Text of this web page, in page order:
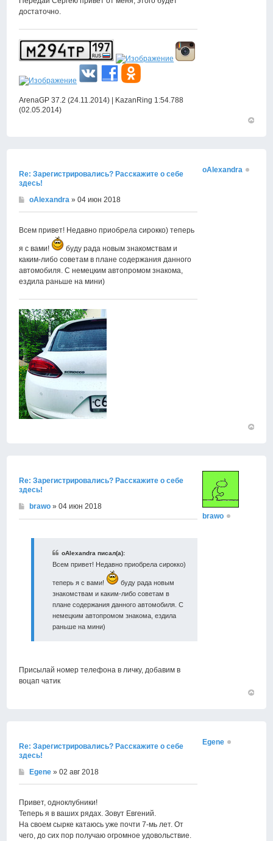
достаточно.
ArenaGP 37.2 (24.11.2014) | KazanRing 1:54.788
(02.05.2014)
Re: Зарегистрировались? Расскажите о себе
здесь!
oAlexandra » 04 июн 2018
Всем привет! Недавно приобрела сирокко) теперь
я с вами!
буду рада новым знакомствам и
каким-либо советам в плане содержания данного
автомобиля. С немецким автопромом знакома,
ездила раньше на мини)
oAlexandra
Re: Зарегистрировались? Расскажите о себе
здесь!
brawo » 04 июн 2018
oAlexandra писал(а):
Всем привет! Недавно приобрела сирокко)
теперь я с вами!
буду рада новым
знакомствам и каким-либо советам в
плане содержания данного автомобиля. С
немецким автопромом знакома, ездила
раньше на мини)
Присылай номер телефона в личку, добавим в
воцап чатик
brawo
Re: Зарегистрировались? Расскажите о себе
здесь!
Egene » 02 авг 2018
Привет, одноклубники!
Теперь я в ваших рядах. Зовут Евгений.
На своем сырке катаюсь уже почти 7-мь лет. От
чего, до сих пор получаю огромное удовольствие.
Egene